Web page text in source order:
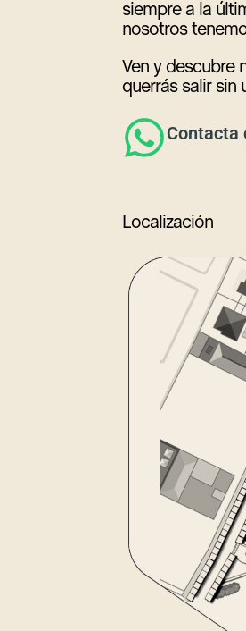
siempre a la
nosotros
Ven y descubre
querrás salir sin
Contacta
Localización